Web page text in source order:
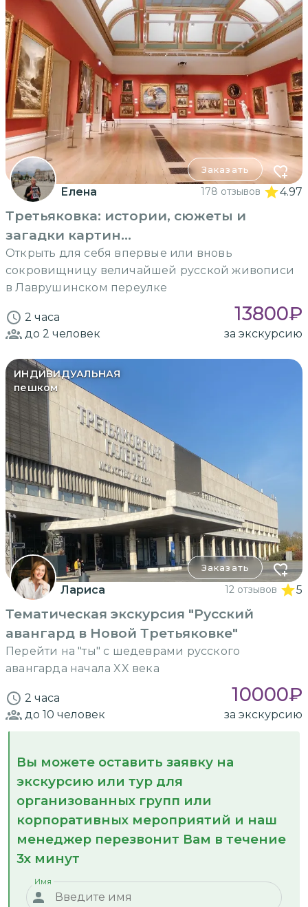
Заказать
Елена 178 отзывов 4.97
Третьяковка: истории, сюжеты и
загадки картин...
Открыть для себя впервые или вновь
сокровищницу величайшей русской живописи
в Лаврушинском переулке
2 часа 13800₽
до 2 человек за экскурсию
ИНДИВИДУАЛЬНАЯ
пешком
Заказать
Лариса 12 отзывов 5
Тематическая экскурсия "Русский
авангард в Новой Третьяковке"
Перейти на "ты" с шедеврами русского
авангарда начала XX века
2 часа 10000₽
до 10 человек за экскурсию
Вы можете оставить заявку на
экскурсию или тур для
организованных групп или
корпоративных мероприятий и наш
менеджер перезвонит Вам в течение
3х минут
Имя